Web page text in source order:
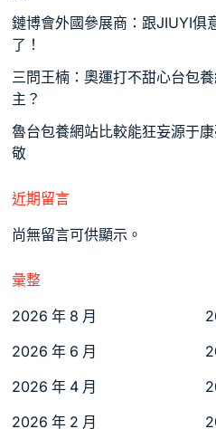
鏈博會外國參展商：跟JIUYI俱
了！
三問王楠：奧運打不甜心台包
主？
魯台包養網站比較能狂妄源于
敬
近期留言
尚無留言可供顯示。
彙整
2026 年 8 月
2026 年 6 月
2026 年 4 月
2026 年 2 月